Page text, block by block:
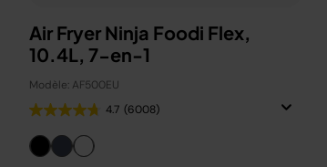
Air Fryer Ninja Foodi Flex,
10.4L, 7-en-1
Modèle: AF500EU
4.7 (6008)